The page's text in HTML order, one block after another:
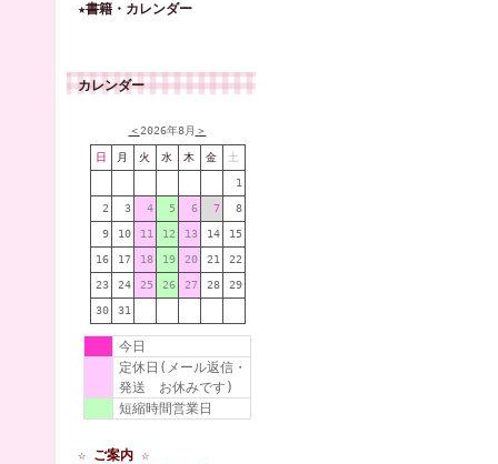
★書籍・カレンダー
カレンダー
＜2026年8月 ＞
日 月 火 水 木 金 土
1
2 3 4 5 6 7 8
9 10 11 12 13 14 15
16 17 18 19 20 21 22
23 24 25 26 27 28 29
30 31
今日
定休日(メール返信・
発送 お休みです)
短縮時間営業日
☆ ご案内 ☆